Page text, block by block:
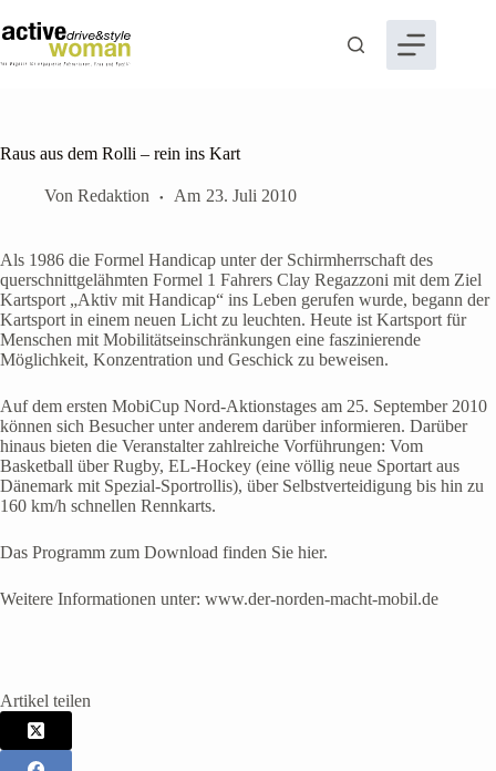
Inhalt
springen
Raus aus dem Rolli – rein ins Kart
Von Redaktion Am 23. Juli 2010
Als 1986 die Formel Handicap unter der Schirmherrschaft des
querschnittgelähmten Formel 1 Fahrers Clay Regazzoni mit dem Ziel
Kartsport „Aktiv mit Handicap“ ins Leben gerufen wurde, begann der
Kartsport in einem neuen Licht zu leuchten. Heute ist Kartsport für
Menschen mit Mobilitätseinschränkungen eine faszinierende
Möglichkeit, Konzentration und Geschick zu beweisen.
Auf dem ersten MobiCup Nord-Aktionstages am 25. September 2010
können sich Besucher unter anderem darüber informieren. Darüber
hinaus bieten die Veranstalter zahlreiche Vorführungen: Vom
Basketball über Rugby, EL-Hockey (eine völlig neue Sportart aus
Dänemark mit Spezial-Sportrollis), über Selbstverteidigung bis hin zu
160 km/h schnellen Rennkarts.
Das Programm zum Download finden Sie hier.
Weitere Informationen unter: www.der-norden-macht-mobil.de
Artikel teilen